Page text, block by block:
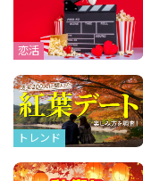
恋活
トレンド